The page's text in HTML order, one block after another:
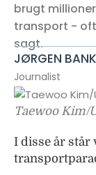
brugt
transport -
sagt.
JØRGEN
Journalist
Taewoo Kim/
I disse år står